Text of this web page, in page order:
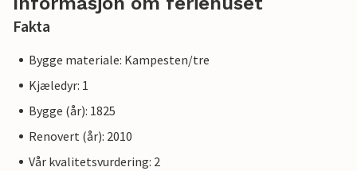
Fakta
Bygge materiale: Kampesten/tre
Kjæledyr: 1
Bygge (år): 1825
Renovert (år): 2010
Vår kvalitetsvurdering: 2